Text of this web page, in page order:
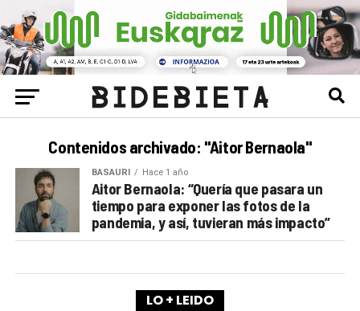
Contenidos archivado: "Aitor Bernaola"
BASAURI Hace 1 año
Aitor Bernaola: “Quería que pasara un
tiempo para exponer las fotos de la
pandemia, y así, tuvieran más impacto”
LO + LEIDO